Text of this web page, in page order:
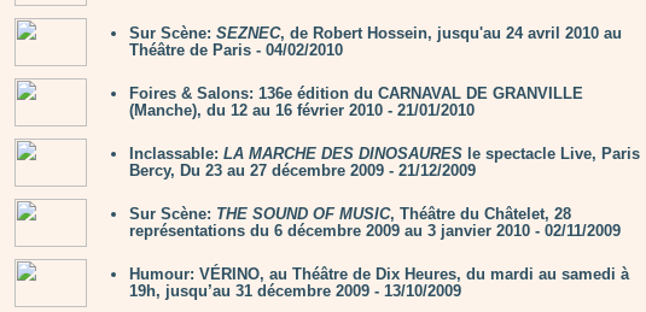
Sur Scène: SEZNEC, de Robert Hossein, jusqu'au 24 avril 2010 au
Théâtre de Paris - 04/02/2010
Foires & Salons: 136e édition du CARNAVAL DE GRANVILLE
(Manche), du 12 au 16 février 2010 - 21/01/2010
Inclassable: LA MARCHE DES DINOSAURES le spectacle Live, Paris
Bercy, Du 23 au 27 décembre 2009 - 21/12/2009
Sur Scène: THE SOUND OF MUSIC, Théâtre du Châtelet, 28
représentations du 6 décembre 2009 au 3 janvier 2010 - 02/11/2009
Humour: VÉRINO, au Théâtre de Dix Heures, du mardi au samedi à
19h, jusqu’au 31 décembre 2009 - 13/10/2009